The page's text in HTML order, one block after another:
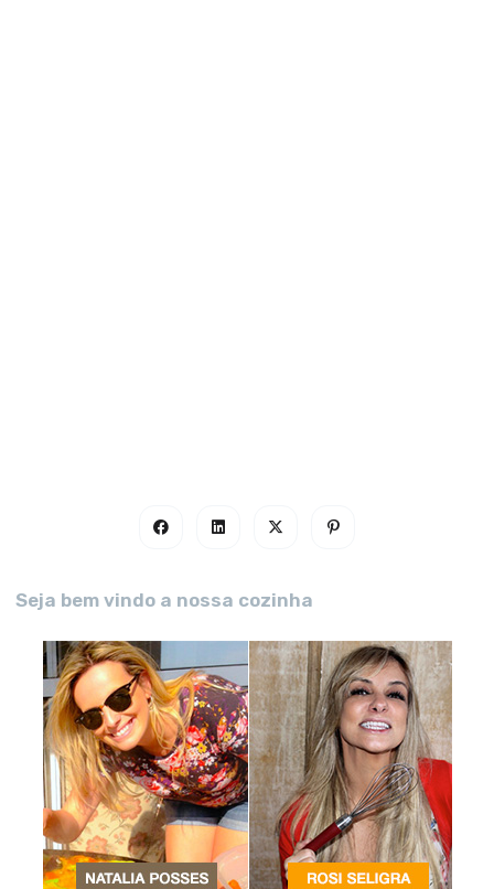
Seja bem vindo a nossa cozinha